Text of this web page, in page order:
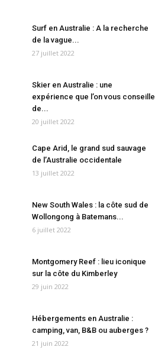
Surf en Australie : A la recherche
de la vague...
27 juillet 2022
Skier en Australie : une
expérience que l’on vous conseille
de...
20 juillet 2022
Cape Arid, le grand sud sauvage
de l’Australie occidentale
13 juillet 2022
New South Wales : la côte sud de
Wollongong à Batemans...
6 juillet 2022
Montgomery Reef : lieu iconique
sur la côte du Kimberley
29 juin 2022
Hébergements en Australie :
camping, van, B&B ou auberges ?
21 juin 2022